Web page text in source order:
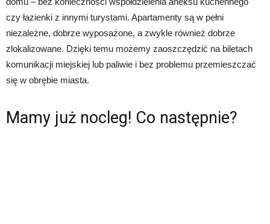
czy łazienki z innymi turystami. Apartamenty są w pełni
niezależne, dobrze wyposażone, a zwykle również dobrze
zlokalizowane. Dzięki temu możemy zaoszczędzić na biletach
komunikacji miejskiej lub paliwie i bez problemu przemieszczać
się w obrębie miasta.
Mamy już nocleg! Co następnie?